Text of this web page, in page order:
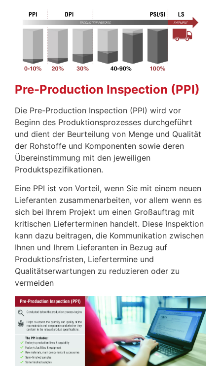
Pre-Production Inspection (PPI)
Die Pre-Production Inspection (PPI) wird vor
Beginn des Produktionsprozesses durchgeführt
und dient der Beurteilung von Menge und Qualität
der Rohstoffe und Komponenten sowie deren
Übereinstimmung mit den jeweiligen
Produktspezifikationen.
Eine PPI ist von Vorteil, wenn Sie mit einem neuen
Lieferanten zusammenarbeiten, vor allem wenn es
sich bei Ihrem Projekt um einen Großauftrag mit
kritischen Lieferterminen handelt. Diese Inspektion
kann dazu beitragen, die Kommunikation zwischen
Ihnen und Ihrem Lieferanten in Bezug auf
Produktionsfristen, Liefertermine und
Qualitätserwartungen zu reduzieren oder zu
vermeiden